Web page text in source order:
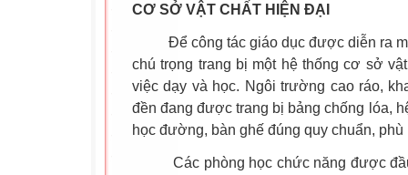
CƠ SỞ VẬT CHẤT HIỆN ĐẠI
Để công tác giáo dục được diễn ra
chú trọng trang bị một hệ thống cơ sở
việc dạy và học. Ngôi trường cao ráo,
đền đang được trang bị bảng chống lóa,
học đường, bàn ghế đúng quy chuẩn,
Các phòng học chức năng được đầu